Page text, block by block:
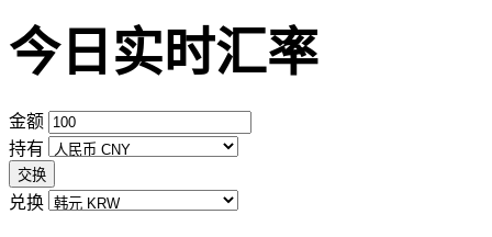
今日实时汇率
金额
持有
交换
兑换